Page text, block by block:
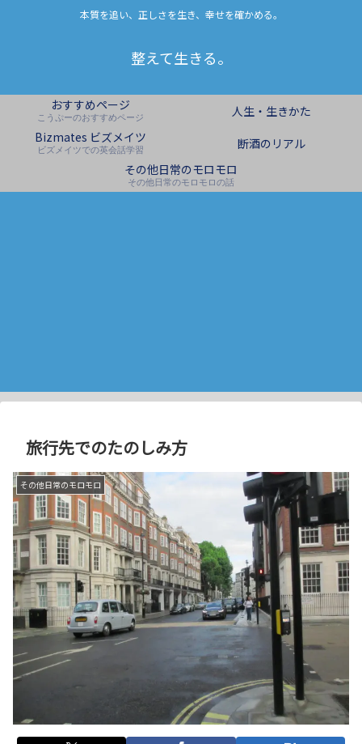
本質を追い、正しさを生き、幸せを確かめる。
整えて生きる。
おすすめページ
こうぷーのおすすめページ
人生・生きかた
Bizmates ビズメイツ
ビズメイツでの英会話学習
断酒のリアル
その他日常のモロモロ
その他日常のモロモロの話
旅行先でのたのしみ方
その他日常のモロモロ